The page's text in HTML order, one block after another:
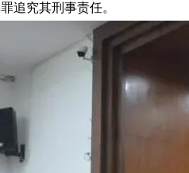
追究其刑事责任。